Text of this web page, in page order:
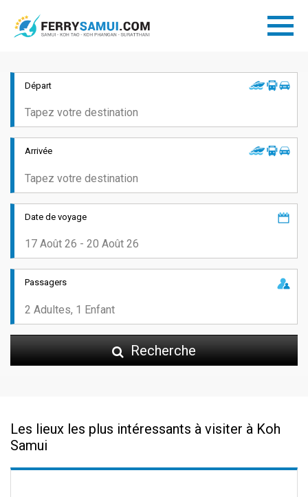
Départ
Arrivée
Date de voyage
Passagers
Recherche
Les lieux les plus intéressants à visiter à Koh
Samui